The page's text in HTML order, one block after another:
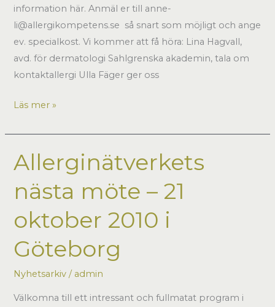
information här. Anmäl er till anne-
li@allergikompetens.se så snart som möjligt och ange
ev. specialkost. Vi kommer att få höra: Lina Hagvall,
avd. för dermatologi Sahlgrenska akademin, tala om
kontaktallergi Ulla Fäger ger oss
Nästa
i
Allerginätverket
–
21
Göteborgs
Läs mer »
Allerginätverkets
nästa möte – 21
oktober 2010 i
Göteborg
Nyhetsarkiv / admin
Välkomna till ett intressant och fullmatat program i